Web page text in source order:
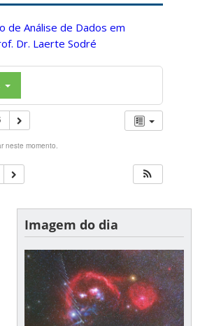
de Análise de Dados em
Dr. Laerte Sodré
neste momento.
Imagem do dia